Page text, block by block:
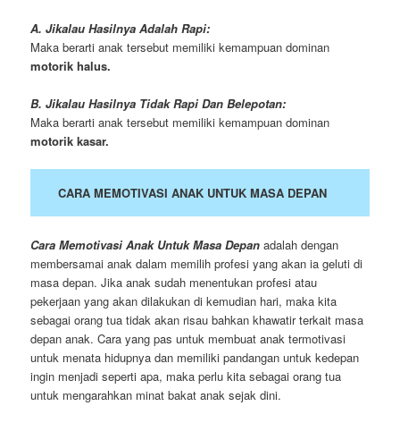
A. Jikalau Hasilnya Adalah Rapi:
Maka berarti anak tersebut memiliki kemampuan dominan
motorik halus.
B. Jikalau Hasilnya Tidak Rapi Dan Belepotan:
Maka berarti anak tersebut memiliki kemampuan dominan
motorik kasar.
CARA MEMOTIVASI ANAK UNTUK MASA DEPAN
Cara Memotivasi Anak Untuk Masa Depan adalah dengan
membersamai anak dalam memilih profesi yang akan ia geluti di
masa depan. Jika anak sudah menentukan profesi atau
pekerjaan yang akan dilakukan di kemudian hari, maka kita
sebagai orang tua tidak akan risau bahkan khawatir terkait masa
depan anak. Cara yang pas untuk membuat anak termotivasi
untuk menata hidupnya dan memiliki pandangan untuk kedepan
ingin menjadi seperti apa, maka perlu kita sebagai orang tua
untuk mengarahkan minat bakat anak sejak dini.